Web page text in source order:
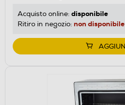
Acquisto online: disponibile
Ritiro in negozio: non disponibile